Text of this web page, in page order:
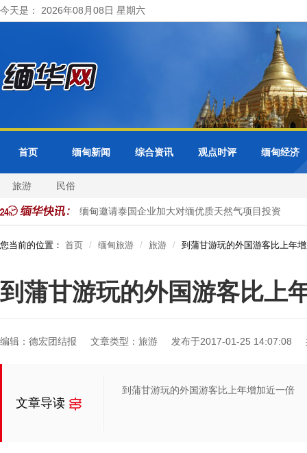
今天是： 2026年08月08日 星期六
首页 缅甸新闻 综合资讯 观点时评 缅甸经济
旅游 民俗
曼谷接管 缅甸邀请泰国企业加大对缅优质天然气项目投资
您当前的位置： 首页 缅甸旅游 旅游 到蒲甘游玩的外国游客比上年
到蒲甘游玩的外国游客比上
编辑：德宏团结报 文章类型：旅游 发布于2017-01-25 14:07:08
文章导读
到蒲甘游玩的外国游客比上年增加近一倍